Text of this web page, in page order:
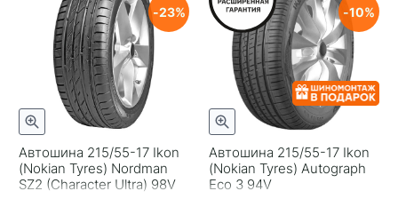
Автошина 215/55-17 Ikon
(Nokian Tyrеs) Nordman
SZ2 (Character Ultra) 98V
23
Автошина 215/55-17 Ikon
(Nokian Tyrеs) Autograph
Eco 3 94V
10